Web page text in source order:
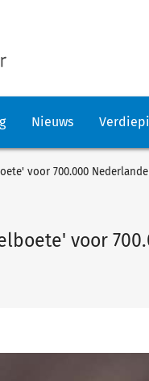
Nieuws
voor 700.000
voor